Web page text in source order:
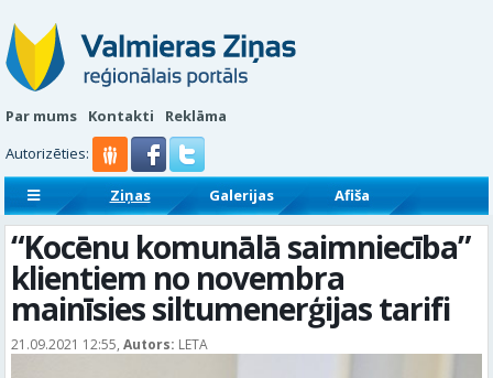
Par mums Kontakti
Reklāma
Autorizēties:
Ziņas Galerijas
Afiša
Sludinājumi
Reklāmraksti
“Kocēnu komunālā saimniecība”
klientiem no novembra
mainīsies siltumenerģijas tarifi
21.09.2021 12:55, Autors: LETA